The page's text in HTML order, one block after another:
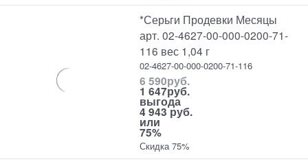
*Серьги Продевки Месяцы
арт. 02-4627-00-000-0200-71-
116 вес 1,04 г
02-4627-00-000-0200-71-116
6 590руб.
1 647руб.
выгода
4 943 руб.
или
75%
Скидка 75%